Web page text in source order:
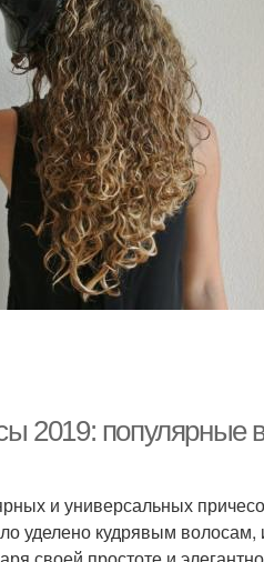
2019: популярные
и универсальных
уделено кудрявым